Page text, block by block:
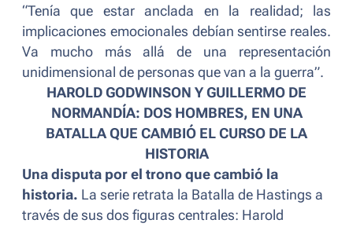
“Tenía que estar anclada en la realidad; las
implicaciones emocionales debían sentirse reales.
Va mucho más allá de una representación
unidimensional de personas que van a la guerra”.
HAROLD GODWINSON Y GUILLERMO DE
NORMANDÍA: DOS HOMBRES, EN UNA
BATALLA QUE CAMBIÓ EL CURSO DE LA
HISTORIA
Una disputa por el trono que cambió la
historia. La serie retrata la Batalla de Hastings a
través de sus dos figuras centrales: Harold